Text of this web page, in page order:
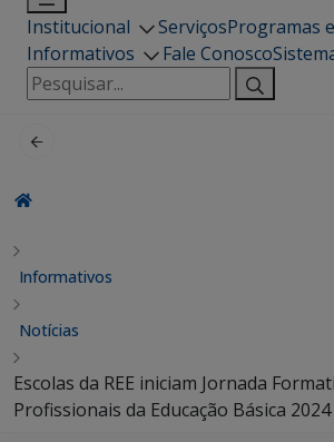
Institucional ServiçosProgramas
Informativos
Fale Conosco
Pesquisar
por:
Informativos
Notícias
Escolas da REE iniciam Jornada
Profissionais da Educação Básica 2024